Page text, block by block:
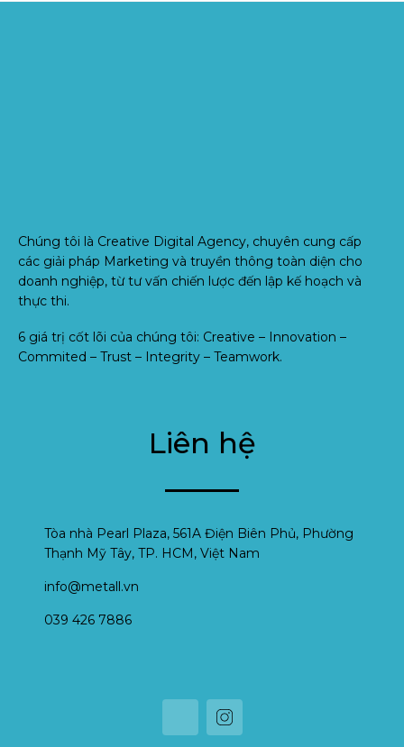
Chúng tôi là Creative Digital Agency, chuyên cung cấp
các giải pháp Marketing và truyền thông toàn diện cho
doanh nghiệp, từ tư vấn chiến lược đến lập kế hoạch và
thực thi.
6 giá trị cốt lõi của chúng tôi: Creative – Innovation –
Commited – Trust – Integrity – Teamwork.
Liên hệ
Tòa nhà Pearl Plaza, 561A Điện Biên Phủ, Phường
Thạnh Mỹ Tây, TP. HCM, Việt Nam
info@metall.vn
039 426 7886